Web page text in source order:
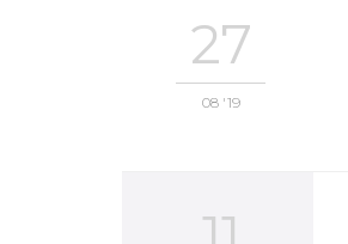
27
08 '19